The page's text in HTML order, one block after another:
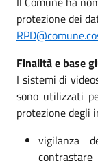
protezione dei
Finalità e base
I sistemi di
sono utilizzati
protezione degli
vigilanza